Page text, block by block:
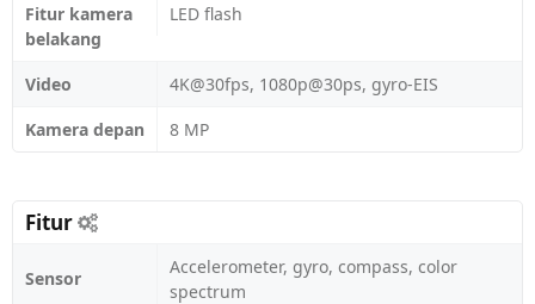
Fitur kamera
belakang
LED flash
Video
4K@30fps, 1080p@30ps, gyro-EIS
Kamera depan
8 MP
Fitur
Sensor
Accelerometer, gyro, compass, color
spectrum